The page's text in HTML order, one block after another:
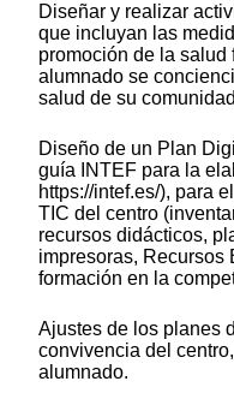
Diseñar y realizar
que incluyan las
promoción de la salud
alumnado se
salud de su
Diseño de un Plan
guía INTEF para la
https://intef.es/), para
TIC del centro
recursos didácticos,
impresoras, Recursos
formación en la
Ajustes de los planes
convivencia del
alumnado.